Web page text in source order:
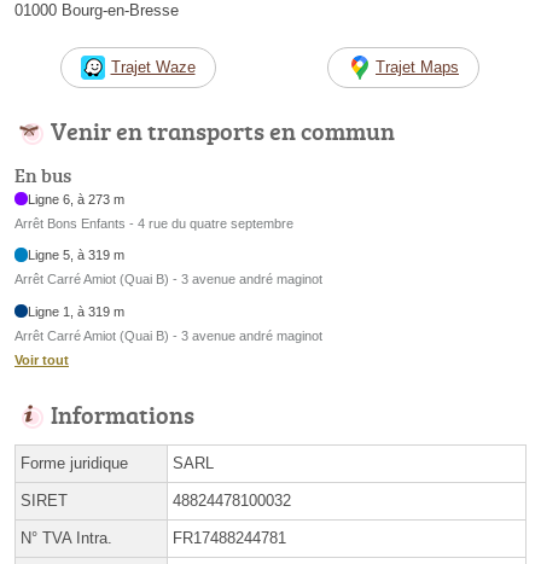
01000 Bourg-en-Bresse
Trajet Waze Trajet Maps
Venir en transports en commun
En bus
Ligne 6, à 273 m
Arrêt Bons Enfants - 4 rue du quatre septembre
Ligne 5, à 319 m
Arrêt Carré Amiot (Quai B) - 3 avenue andré maginot
Ligne 1, à 319 m
Arrêt Carré Amiot (Quai B) - 3 avenue andré maginot
Voir tout
Informations
Forme juridique SARL
SIRET 48824478100032
N° TVA Intra. FR17488244781